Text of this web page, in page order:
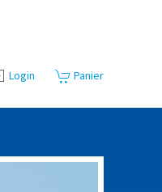
Login Panier